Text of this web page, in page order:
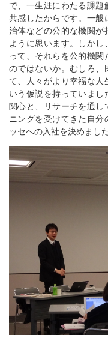
で、一生涯にわたる課題
共感したからです。一般
治体などの公的な機関が
ように思います。しか
って、それらを公的機
のではないか。むしろ、
て、人々がより幸福な人
いう仮説を持っていま
関心と、リサーチを通し
ニングを受けてきた自分
ッセへの入社を決めました